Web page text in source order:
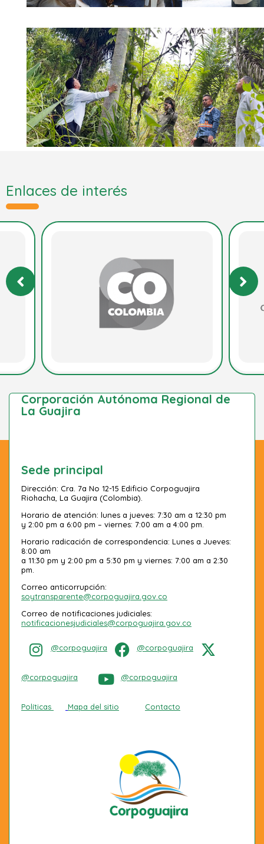
Enlaces de interés
Corporación Autónoma Regional de
La Guajira
Sede principal
Dirección: Cra. 7a No 12-15 Edificio Corpoguajira
Riohacha, La Guajira (Colombia).
Horario de atención: lunes a jueves: 7:30 am a 12:30 pm
y 2:00 pm a 6:00 pm – viernes: 7:00 am a 4:00 pm.
Horario radicación de correspondencia: Lunes a Jueves:
8:00 am
a 11:30 pm y 2:00 pm a 5:30 pm y viernes: 7:00 am a 2:30
pm.
Correo anticorrupción:
soytransparente@corpoguajira.gov.co
Correo de notificaciones judiciales:
notificacionesjudiciales@corpoguajira.gov.co
@corpoguajira @corpoguajira
@corpoguajira @corpoguajira
Políticas Mapa del sitio Contacto